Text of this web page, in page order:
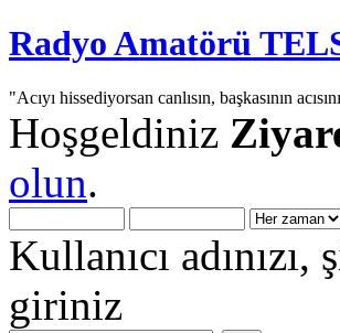
Radyo Amatörü
"Acıyı hissediyorsan canlısın, başkasının
Hoşgeldiniz
olun.
Kullanıcı
giriniz